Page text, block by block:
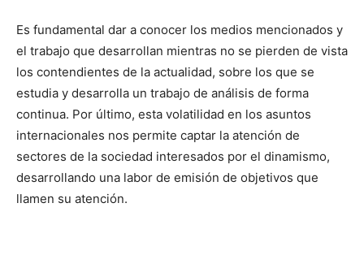
Es fundamental dar a conocer los medios mencionados y
el trabajo que desarrollan mientras no se pierden de vista
los contendientes de la actualidad, sobre los que se
estudia y desarrolla un trabajo de análisis de forma
continua. Por último, esta volatilidad en los asuntos
internacionales nos permite captar la atención de
sectores de la sociedad interesados por el dinamismo,
desarrollando una labor de emisión de objetivos que
llamen su atención.